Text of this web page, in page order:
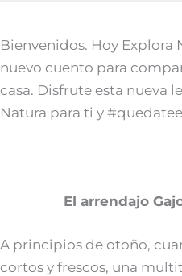
Bienvenidos. Hoy Explora
nuevo cuento para
casa. Disfrute esta nueva
Natura para ti y
El arrendajo
A principios de otoño,
cortos y frescos, una